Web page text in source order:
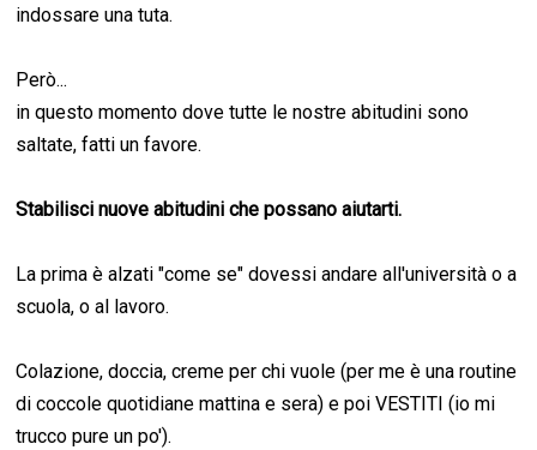
indossare una tuta.
Però...
in questo momento dove tutte le nostre abitudini sono
saltate, fatti un favore.
Stabilisci nuove abitudini che possano aiutarti.
La prima è alzati "come se" dovessi andare all'università o a
scuola, o al lavoro.
Colazione, doccia, creme per chi vuole (per me è una routine
di coccole quotidiane mattina e sera) e poi VESTITI (io mi
trucco pure un po').